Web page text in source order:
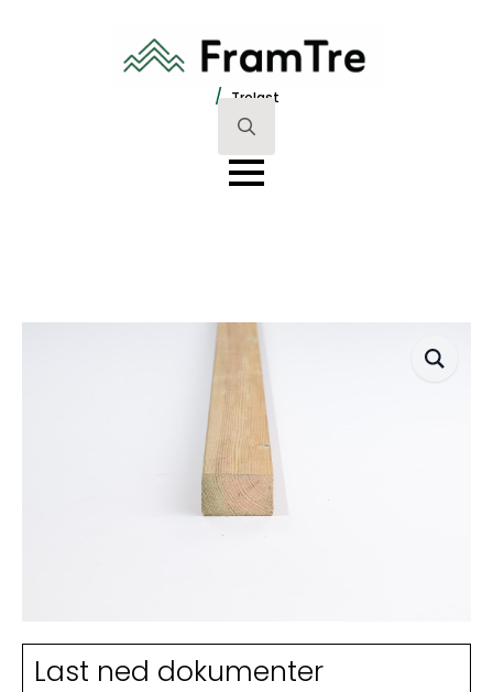
/ Trelast
Search
for:
Last ned dokumenter